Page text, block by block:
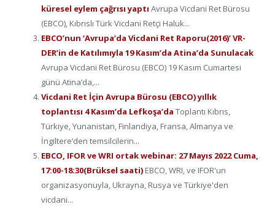
küresel eylem çağrısı yaptı Avrupa Vicdani Ret Bürosu
(EBCO), Kıbrıslı Türk Vicdani Retçi Haluk...
EBCO’nun ‘Avrupa’da Vicdani Ret Raporu(2016)’ VR-
DER’in de Katılımıyla 19 Kasım’da Atina’da Sunulacak
Avrupa Vicdani Ret Bürosu (EBCO) 19 Kasım Cumartesi
günü Atina’da,...
Vicdani Ret İçin Avrupa Bürosu (EBCO) yıllık
toplantısı 4 Kasım’da Lefkoşa’da Toplantı Kıbrıs,
Türkiye, Yunanistan, Finlandiya, Fransa, Almanya ve
İngiltere’den temsilcilerin...
EBCO, IFOR ve WRI ortak webinar: 27 Mayıs 2022 Cuma,
17:00-18:30(Brüksel saati) EBCO, WRI, ve IFOR'un
organizasyonuyla, Ukrayna, Rusya ve Türkiye'den
vicdani...